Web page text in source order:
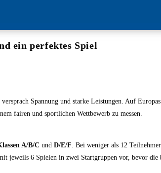
ein perfektes Spiel
Spannung und starke Leistungen. Auf
fairen und sportlichen Wettbewerb zu messen.
A/B/C und D/E/F. Bei weniger als 12
jeweils 6 Spielen in zwei Startgruppen vor, bevor